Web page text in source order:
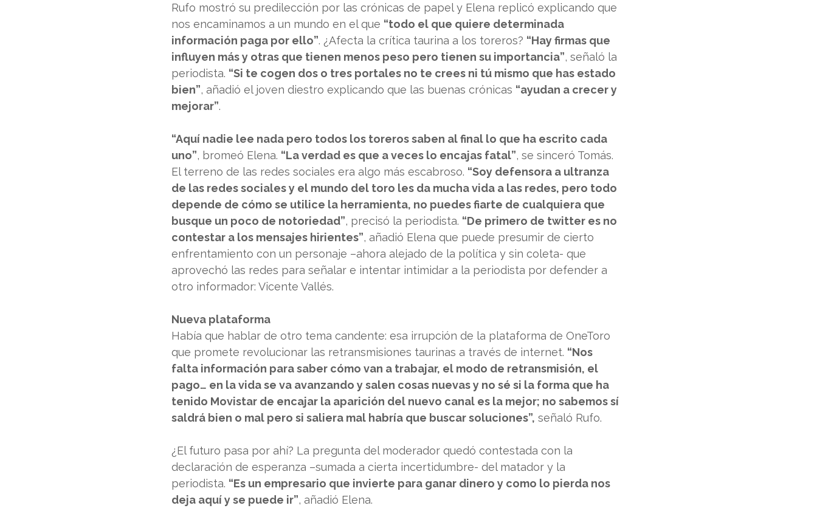
Rufo mostró su predilección por las crónicas de papel y Elena replicó explicando que
nos encaminamos a un mundo en el que “todo el que quiere determinada
información paga por ello”. ¿Afecta la crítica taurina a los toreros? “Hay firmas que
influyen más y otras que tienen menos peso pero tienen su importancia”, señaló la
periodista. “Si te cogen dos o tres portales no te crees ni tú mismo que has estado
bien”, añadió el joven diestro explicando que las buenas crónicas “ayudan a crecer y
mejorar”.
“Aquí nadie lee nada pero todos los toreros saben al final lo que ha escrito cada
uno”, bromeó Elena. “La verdad es que a veces lo encajas fatal”, se sinceró Tomás.
El terreno de las redes sociales era algo más escabroso. “Soy defensora a ultranza
de las redes sociales y el mundo del toro les da mucha vida a las redes, pero todo
depende de cómo se utilice la herramienta, no puedes fiarte de cualquiera que
busque un poco de notoriedad”, precisó la periodista. “De primero de twitter es no
contestar a los mensajes hirientes”, añadió Elena que puede presumir de cierto
enfrentamiento con un personaje –ahora alejado de la política y sin coleta- que
aprovechó las redes para señalar e intentar intimidar a la periodista por defender a
otro informador: Vicente Vallés.
Nueva plataforma
Había que hablar de otro tema candente: esa irrupción de la plataforma de OneToro
que promete revolucionar las retransmisiones taurinas a través de internet. “Nos
falta información para saber cómo van a trabajar, el modo de retransmisión, el
pago… en la vida se va avanzando y salen cosas nuevas y no sé si la forma que ha
tenido Movistar de encajar la aparición del nuevo canal es la mejor; no sabemos sí
saldrá bien o mal pero si saliera mal habría que buscar soluciones”, señaló Rufo.
¿El futuro pasa por ahí? La pregunta del moderador quedó contestada con la
declaración de esperanza –sumada a cierta incertidumbre- del matador y la
periodista. “Es un empresario que invierte para ganar dinero y como lo pierda nos
deja aquí y se puede ir”, añadió Elena.